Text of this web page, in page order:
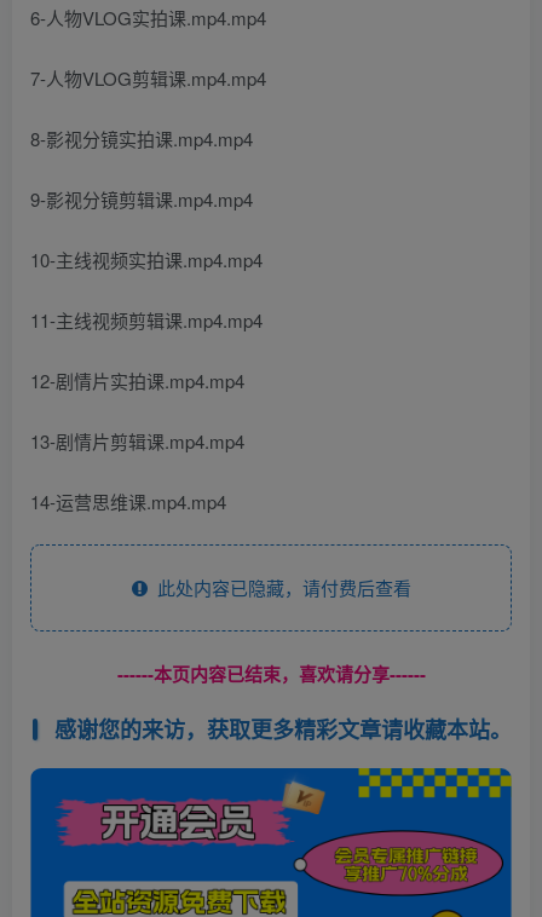
6-人物VLOG实拍课.mp4.mp4
7-人物VLOG剪辑课.mp4.mp4
8-影视分镜实拍课.mp4.mp4
9-影视分镜剪辑课.mp4.mp4
10-主线视频实拍课.mp4.mp4
11-主线视频剪辑课.mp4.mp4
12-剧情片实拍课.mp4.mp4
13-剧情片剪辑课.mp4.mp4
14-运营思维课.mp4.mp4
此处内容已隐藏，请付费后查看
------本页内容已结束，喜欢请分享------
感谢您的来访，获取更多精彩文章请收藏本站。